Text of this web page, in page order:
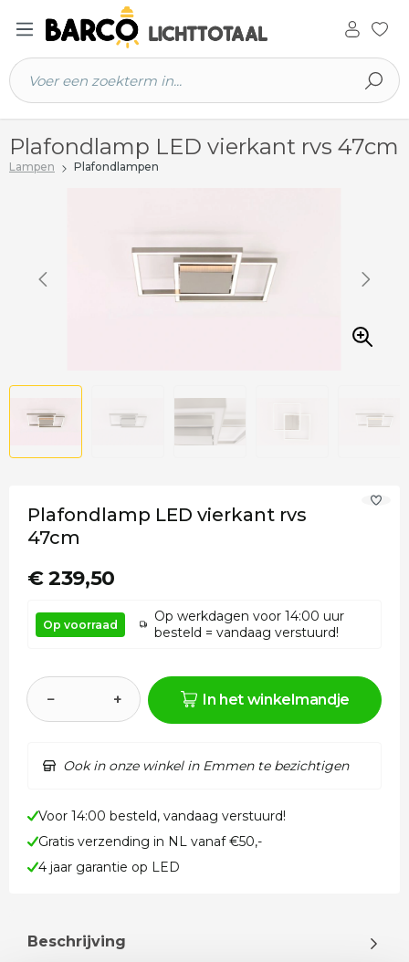
hoofdinhoud
Plafondlamp LED vierkant rvs 47cm
Lampen Plafondlampen
Plafondlamp LED vierkant rvs
47cm
€ 239,50
Op voorraad
Op werkdagen voor 14:00 uur
besteld = vandaag verstuurd!
− + In het winkelmandje
Ook in onze winkel in Emmen te bezichtigen
Voor 14:00 besteld, vandaag verstuurd!
Gratis verzending in NL vanaf €50,-
4 jaar garantie op LED
Beschrijving